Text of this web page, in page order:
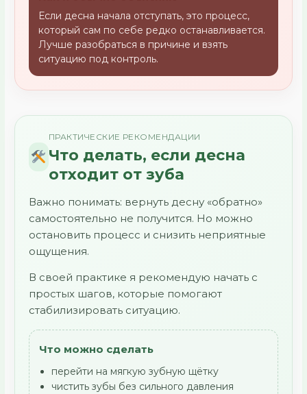
Если десна начала отступать, это процесс,
который сам по себе редко останавливается.
Лучше разобраться в причине и взять
ситуацию под контроль.
ПРАКТИЧЕСКИЕ РЕКОМЕНДАЦИИ
Что делать, если десна
отходит от зуба
Важно понимать: вернуть десну «обратно»
самостоятельно не получится. Но можно
остановить процесс и снизить неприятные
ощущения.
В своей практике я рекомендую начать с
простых шагов, которые помогают
стабилизировать ситуацию.
Что можно сделать
перейти на мягкую зубную щётку
чистить зубы без сильного давления